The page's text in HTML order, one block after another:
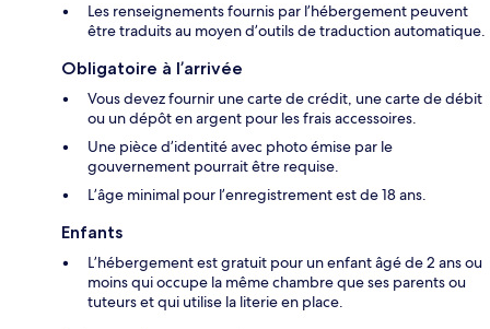
Les renseignements fournis par l’hébergement peuvent
être traduits au moyen d’outils de traduction automatique.
Obligatoire à l’arrivée
Vous devez fournir une carte de crédit, une carte de débit
ou un dépôt en argent pour les frais accessoires.
Une pièce d’identité avec photo émise par le
gouvernement pourrait être requise.
L’âge minimal pour l’enregistrement est de 18 ans.
Enfants
L’hébergement est gratuit pour un enfant âgé de 2 ans ou
moins qui occupe la même chambre que ses parents ou
tuteurs et qui utilise la literie en place.